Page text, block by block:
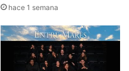
hace 1 semana